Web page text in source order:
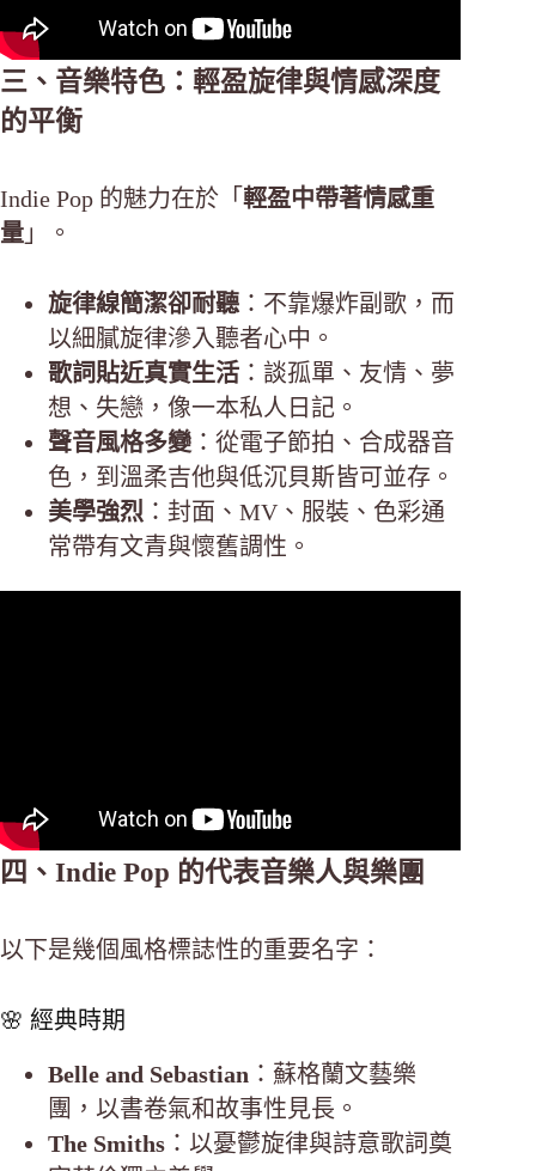
三、音樂特色：輕盈旋律與情感深度
的平衡
Indie Pop 的魅力在於「 輕盈中帶著情感重
量 」。
旋律線簡潔卻耐聽 ：不靠爆炸副歌，而
以細膩旋律滲入聽者心中。
歌詞貼近真實生活 ：談孤單、友情、夢
想、失戀，像一本私人日記。
聲音風格多變 ：從電子節拍、合成器音
色，到溫柔吉他與低沉貝斯皆可並存。
美學強烈 ：封面、MV、服裝、色彩通
常帶有文青與懷舊調性。
四、Indie Pop 的代表音樂人與樂團
以下是幾個風格標誌性的重要名字：
🌸 經典時期
Belle and Sebastian ：蘇格蘭文藝樂
團，以書卷氣和故事性見長。
The Smiths ：以憂鬱旋律與詩意歌詞奠